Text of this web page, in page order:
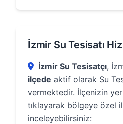
İzmir Su Tesisatı
İzmir Su Tesisatçı,
ilçede aktif olarak Su
vermektedir. İlçenizin yer
tıklayarak bölgeye özel
inceleyebilirsiniz: